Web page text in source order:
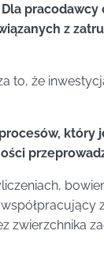
z
to, że
który
zwierzchnika